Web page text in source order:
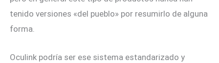
tenido versiones «del pueblo» por resumirlo de alguna
forma.
Oculink podría ser ese sistema estandarizado y